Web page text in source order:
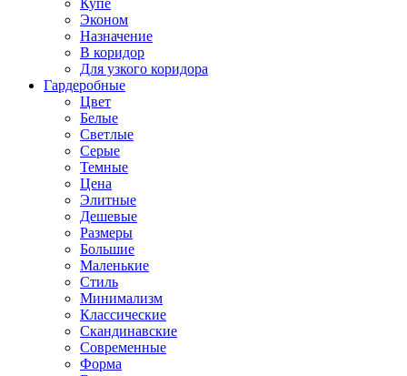
Купе
Эконом
Назначение
В коридор
Для узкого коридора
Гардеробные
Цвет
Белые
Светлые
Серые
Темные
Цена
Элитные
Дешевые
Размеры
Большие
Маленькие
Стиль
Минимализм
Классические
Скандинавские
Современные
Форма